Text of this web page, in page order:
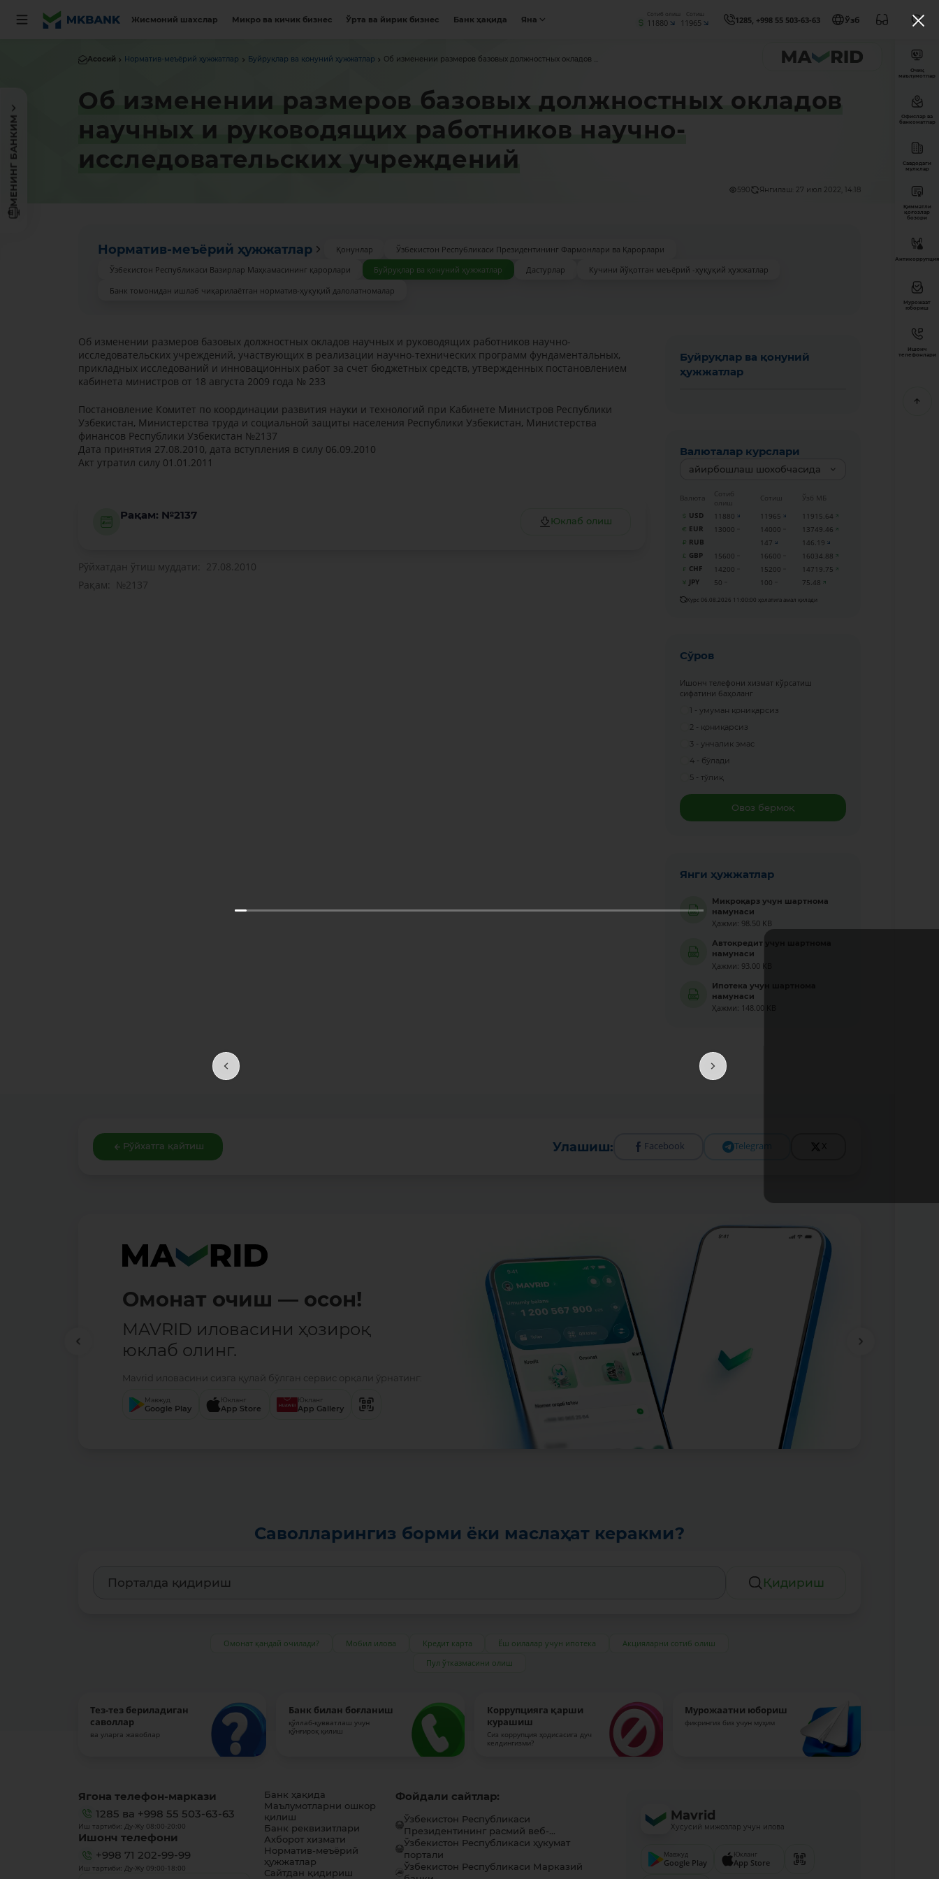
Жисмоний шахслар Микро ва кичик бизнес Ўрта ва йирик бизнес Банк ҳақида Яна
Сотиб олиш
11880
Сотиш
11965 1285, +998 55 503-63-63 Ўзб
МЕНИНГ БАНКИМ
Асосий Норматив-меъёрий ҳужжатлар Буйруқлар ва қонуний ҳужжатлар Об изменении размеров базовых должностных окладов ...
Об изменении размеров базовых должностных окладов
научных и руководящих работников научно-
исследовательских учреждений
590 Янгилаш: 27 июл 2022, 14:18
Норматив-меъёрий ҳужжатлар Қонунлар
Ўзбекистон Республикаси Президентининг Фармонлари ва Қарорлари
Ўзбекистон Республикаси Вазирлар Маҳкамасининг қарорлари
Буйруқлар ва қонуний ҳужжатлар Дастурлар
Кучини йўқотган меъёрий -ҳуқуқий ҳужжатлар
Банк томонидан ишлаб чиқарилаётган норматив-ҳуқуқий далолатномалар
Об изменении размеров базовых должностных окладов научных и руководящих работников научно-
исследовательских учреждений, участвующих в реализации научно-технических программ фундаментальных,
прикладных исследований и инновационных работ за счет бюджетных средств, утвержденных постановлением
кабинета министров от 18 августа 2009 года № 233
Постановление Комитет по координации развития науки и технологий при Кабинете Министров Республики
Узбекистан, Министерства труда и социальной защиты населения Республики Узбекистан, Министерства
финансов Республики Узбекистан №2137
Дата принятия 27.08.2010, дата вступления в силу 06.09.2010
Акт утратил силу 01.01.2011
Рақам: №2137
Юклаб олиш
Рўйхатдан ўтиш муддати: 27.08.2010
Рақам: №2137
Буйруқлар ва қонуний
ҳужжатлар
Валюталар курслари
айирбошлаш шохобчасида
Валюта
Сотиб
олиш
Сотиш
Ўзб МБ
USD
11880 11965
11915.64
EUR
13000 14000
13749.46
RUB
147
146.19
GBP
15600 16600
16034.88
CHF
14200 15200
14719.75
JPY
50 100 75.48
Курс 06.08.2026 11:00:00 ҳолатига амал қилади
Сўров
Ишонч телефони хизмат кўрсатиш
сифатини баҳоланг
1 - умуман қониқарсиз
2 - қониқарсиз
3 - унчалик эмас
4 - бўлади
5 - тўлиқ
Овоз бермоқ
Янги ҳужжатлар
Микроқарз учун шартнома
намунаси
Ҳажми: 98.50 KB
Автокредит учун шартнома
намунаси
Ҳажми: 93.00 KB
Ипотека учун шартнома
намунаси
Ҳажми: 148.00 KB
Рўйхатга қайтиш Улашиш: Facebook Telegram X
Омонат очиш — осон!
MAVRID иловасини ҳозироқ
юклаб олинг.
Mavrid иловасини сизга қулай бўлган сервис орқали ўрнатинг:
Мавжуд
Google Play
Юкланг
App Store
Юкланг
App Gallery
Саволларингиз борми ёки маслаҳат керакми?
Қидириш
Омонат қандай очилади? Мобил илова Кредит карта Ёш оилалар учун ипотека
Акцияларни сотиб олиш
Пул ўтказмасини олиш
Тез-тез бериладиган
саволлар
ва уларга жавоблар
Банк билан боғланиш
қўллаб-қувватлаш учун
қўнғироқ қилиш
Коррупцияга қарши
курашиш
Сиз коррупция ҳодисасига дуч
келдингизми?
Мурожаатни юбориш
фикрингиз биз учун муҳим
Очиқ
маълумотлар
Офислар ва
банкоматлар
Савдодаги
мулклар
Қимматли
қоғозлар
бозори
Антикоррупция
Мурожаат
юбориш
Ишонч
телефонлари
Ягона телефон-маркази
1285 ва +998 55 503-63-63
Иш тартиби: Ду-Жу 08:00-20:00
Ишонч телефони
+998 71 202-99-99
Иш тартиби: Ду-Жу 09:00-18:00
Банк ҳақида
Маълумотларни ошкор
қилиш
Банк реквизитлари
Ахборот хизмати
Норматив-меъёрий
ҳужжатлар
Сайтдан қидириш
Фойдали сайтлар:
Ўзбекистон Республикаси
Президентининг расмий веб-...
Ўзбекистон Республикаси ҳукумат
портали
Ўзбекистон Республикаси Марказий
Mavrid
Хусусий мижозлар учун илова
Мавжуд
Google Play
Юкланг
App Store